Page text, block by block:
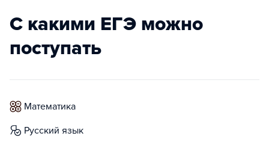
С какими ЕГЭ можно
поступать
математика
русский язык